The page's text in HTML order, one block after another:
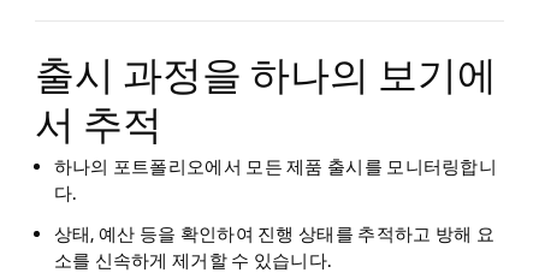
출시 과정을 하나의 보기에
서 추적
하나의 포트폴리오에서 모든 제품 출시를 모니터링합니
다.
상태, 예산 등을 확인하여 진행 상태를 추적하고 방해 요
소를 신속하게 제거할 수 있습니다.